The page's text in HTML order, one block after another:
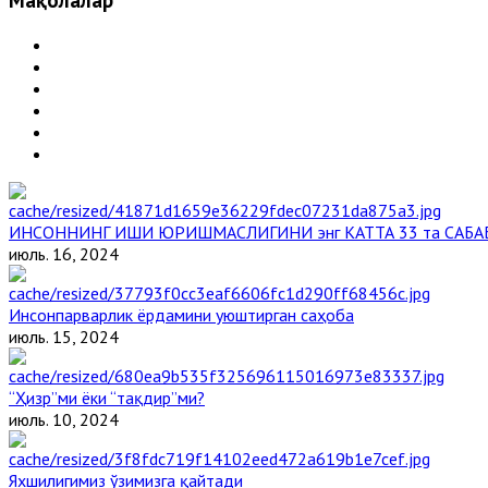
ИНСОННИНГ ИШИ ЮРИШМАСЛИГИНИ энг КАТТА 33 та
июль. 16, 2024
Инсонпарварлик ёрдамини уюштирган саҳоба
июль. 15, 2024
“Ҳизр”ми ёки “тақдир”ми?
июль. 10, 2024
Яхшилигимиз ўзимизга қайтади